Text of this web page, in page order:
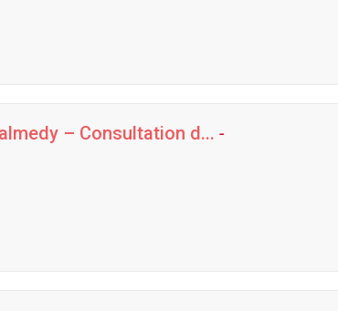
– Consultation d... -